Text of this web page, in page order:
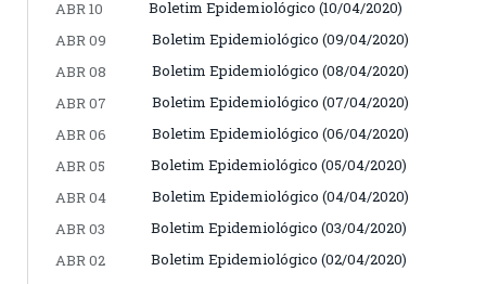
ABR 10
Boletim Epidemiológico (10/04/2020)
ABR 09
Boletim Epidemiológico (09/04/2020)
ABR 08
Boletim Epidemiológico (08/04/2020)
ABR 07
Boletim Epidemiológico (07/04/2020)
ABR 06
Boletim Epidemiológico (06/04/2020)
ABR 05
Boletim Epidemiológico (05/04/2020)
ABR 04
Boletim Epidemiológico (04/04/2020)
ABR 03
Boletim Epidemiológico (03/04/2020)
ABR 02
Boletim Epidemiológico (02/04/2020)